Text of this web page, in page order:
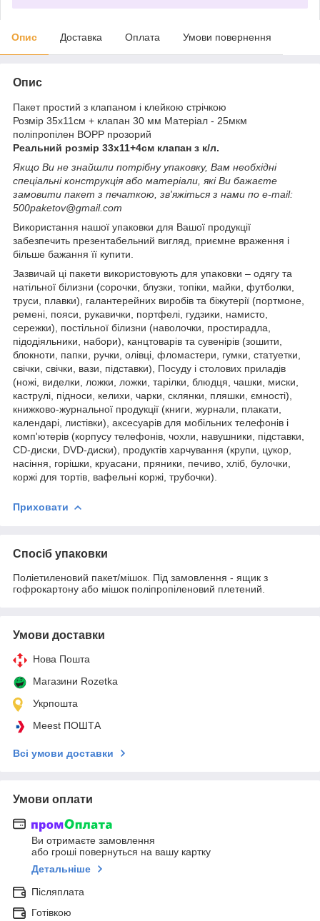
Опис Доставка Оплата Умови повернення
Опис
Пакет простий з клапаном і клейкою стрічкою
Розмір 35х11см + клапан 30 мм Матеріал - 25мкм
поліпропілен BOPP прозорий
Реальний розмір 33х11+4см клапан з к/л.
Якщо Ви не знайшли потрібну упаковку, Вам необхідні
спеціальні конструкція або матеріали, які Ви бажаєте
замовити пакет з печаткою, зв'яжіться з нами по e-mail:
500paketov@gmail.com
Використання нашої упаковки для Вашої продукції
забезпечить презентабельний вигляд, приємне враження і
більше бажання її купити.
Зазвичай ці пакети використовують для упаковки – одягу та
натільної білизни (сорочки, блузки, топіки, майки, футболки,
труси, плавки), галантерейних виробів та біжутерії (портмоне,
ремені, пояси, рукавички, портфелі, гудзики, намисто,
сережки), постільної білизни (наволочки, простирадла,
підодіяльники, набори), канцтоварів та сувенірів (зошити,
блокноти, папки, ручки, олівці, фломастери, гумки, статуетки,
свічки, свічки, вази, підставки), Посуду і столових приладів
(ножі, виделки, ложки, ложки, тарілки, блюдця, чашки, миски,
каструлі, підноси, келихи, чарки, склянки, пляшки, ємності),
книжково-журнальної продукції (книги, журнали, плакати,
календарі, листівки), аксесуарів для мобільних телефонів і
комп'ютерів (корпусу телефонів, чохли, навушники, підставки,
CD-диски, DVD-диски), продуктів харчування (крупи, цукор,
насіння, горішки, круасани, пряники, печиво, хліб, булочки,
коржі для тортів, вафельні коржі, трубочки).
Приховати
Спосіб упаковки
Поліетиленовий пакет/мішок. Під замовлення - ящик з
гофрокартону або мішок поліпропіленовий плетений.
Умови доставки
Нова Пошта
Магазини Rozetka
Укрпошта
Meest ПОШТА
Всі умови доставки
Умови оплати
Ви отримаєте замовлення
або гроші повернуться на вашу картку
Детальніше
Післяплата
Готівкою